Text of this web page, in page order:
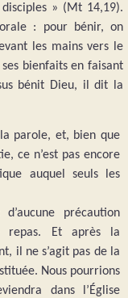
disciples » (Mt 14,19).
: pour bénir, on
les mains vers le
bienfaits en faisant
bénit Dieu, il dit la
parole, et, bien que
ce n’est pas encore
auquel seuls les
précaution
repas. Et après la
il ne s’agit pas de la
Nous pourrions
dans l’Église